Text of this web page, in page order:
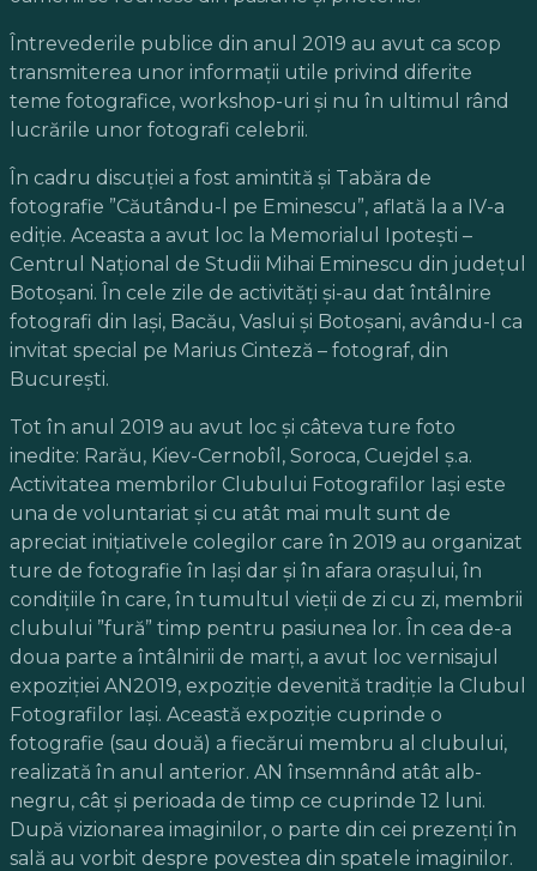
Întrevederile publice din anul 2019 au avut ca scop
transmiterea unor informații utile privind diferite
teme fotografice, workshop-uri și nu în ultimul rând
lucrările unor fotografi celebrii.
În cadru discuției a fost amintită și Tabăra de
fotografie ”Căutându-l pe Eminescu”, aflată la a IV-a
ediție. Aceasta a avut loc la Memorialul Ipotești –
Centrul Național de Studii Mihai Eminescu din județul
Botoșani. În cele zile de activități și-au dat întâlnire
fotografi din Iași, Bacău, Vaslui și Botoșani, avându-l ca
invitat special pe Marius Cinteză – fotograf, din
București.
Tot în anul 2019 au avut loc și câteva ture foto
inedite: Rarău, Kiev-Cernobîl, Soroca, Cuejdel ș.a.
Activitatea membrilor Clubului Fotografilor Iași este
una de voluntariat și cu atât mai mult sunt de
apreciat inițiativele colegilor care în 2019 au organizat
ture de fotografie în Iași dar și în afara orașului, în
condițiile în care, în tumultul vieții de zi cu zi, membrii
clubului ”fură” timp pentru pasiunea lor. În cea de-a
doua parte a întâlnirii de marți, a avut loc vernisajul
expoziției AN2019, expoziție devenită tradiție la Clubul
Fotografilor Iași. Această expoziție cuprinde o
fotografie (sau două) a fiecărui membru al clubului,
realizată în anul anterior. AN însemnând atât alb-
negru, cât și perioada de timp ce cuprinde 12 luni.
După vizionarea imaginilor, o parte din cei prezenți în
sală au vorbit despre povestea din spatele imaginilor.